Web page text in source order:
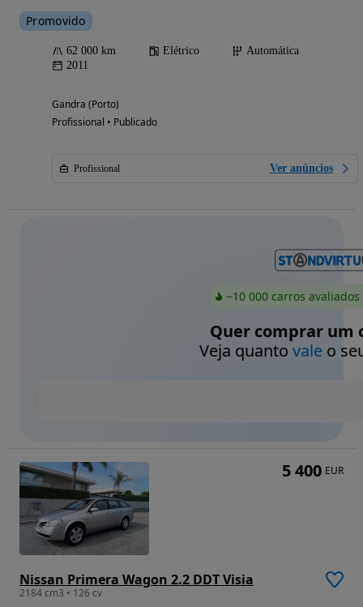
Promovido
62 000 km Elétrico
Automática
2011
Gandra (Porto)
Profissional • Publicado
Profissional Ver anúncios
~10 000 carros
Quer comprar um
Veja quanto valeo
Nissan Primera Wagon 2.2 DDT Visia
2184 cm3 • 126 cv
5 400 EUR